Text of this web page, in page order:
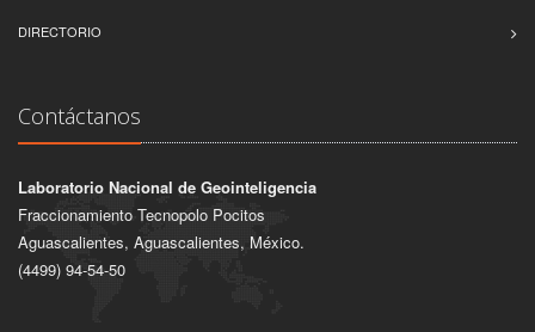
DIRECTORIO
Contáctanos
Laboratorio Nacional de Geointeligencia
Fraccionamiento Tecnopolo Pocitos
Aguascalientes, Aguascalientes, México.
(4499) 94-54-50